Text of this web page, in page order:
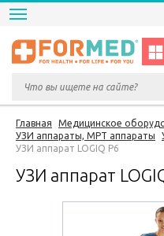
Главная
Медицинское
УЗИ аппараты, МРТ аппараты
УЗИ аппарат LOGIQ P6
УЗИ аппарат